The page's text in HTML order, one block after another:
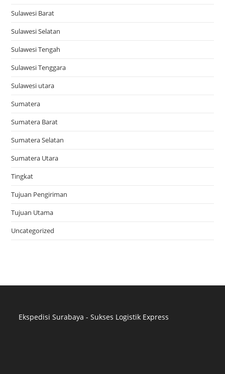
Sulawesi Barat
Sulawesi Selatan
Sulawesi Tengah
Sulawesi Tenggara
Sulawesi utara
Sumatera
Sumatera Barat
Sumatera Selatan
Sumatera Utara
Tingkat
Tujuan Pengiriman
Tujuan Utama
Uncategorized
Ekspedisi Surabaya - Sukses Logistik Express